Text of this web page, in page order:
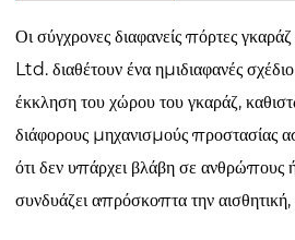
Οι σύγχρονες διαφανείς πόρτες
Ltd. διαθέτουν ένα ημιδιαφανές
έκκληση του χώρου του γκαράζ,
διάφορους μηχανισμούς προστασίας
ότι δεν υπάρχει βλάβη σε ανθρώπους
συνδυάζει απρόσκοπτα την